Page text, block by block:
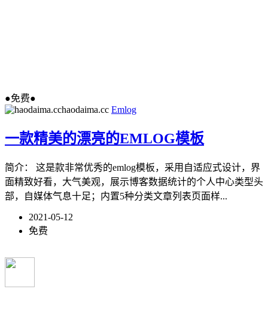
●免费●
haodaima.cc Emlog
一款精美的漂亮的EMLOG模板
简介： 这是款非常优秀的emlog模板，采用自适应式设计，界
面精致好看，大气美观，展示博客数据统计的个人中心类型头
部，自媒体气息十足；内置5种分类文章列表页面样...
2021-05-12
免费